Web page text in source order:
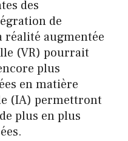
des
de
réalité augmentée
(VR) pourrait
plus
en matière
(IA) permettront
plus en plus